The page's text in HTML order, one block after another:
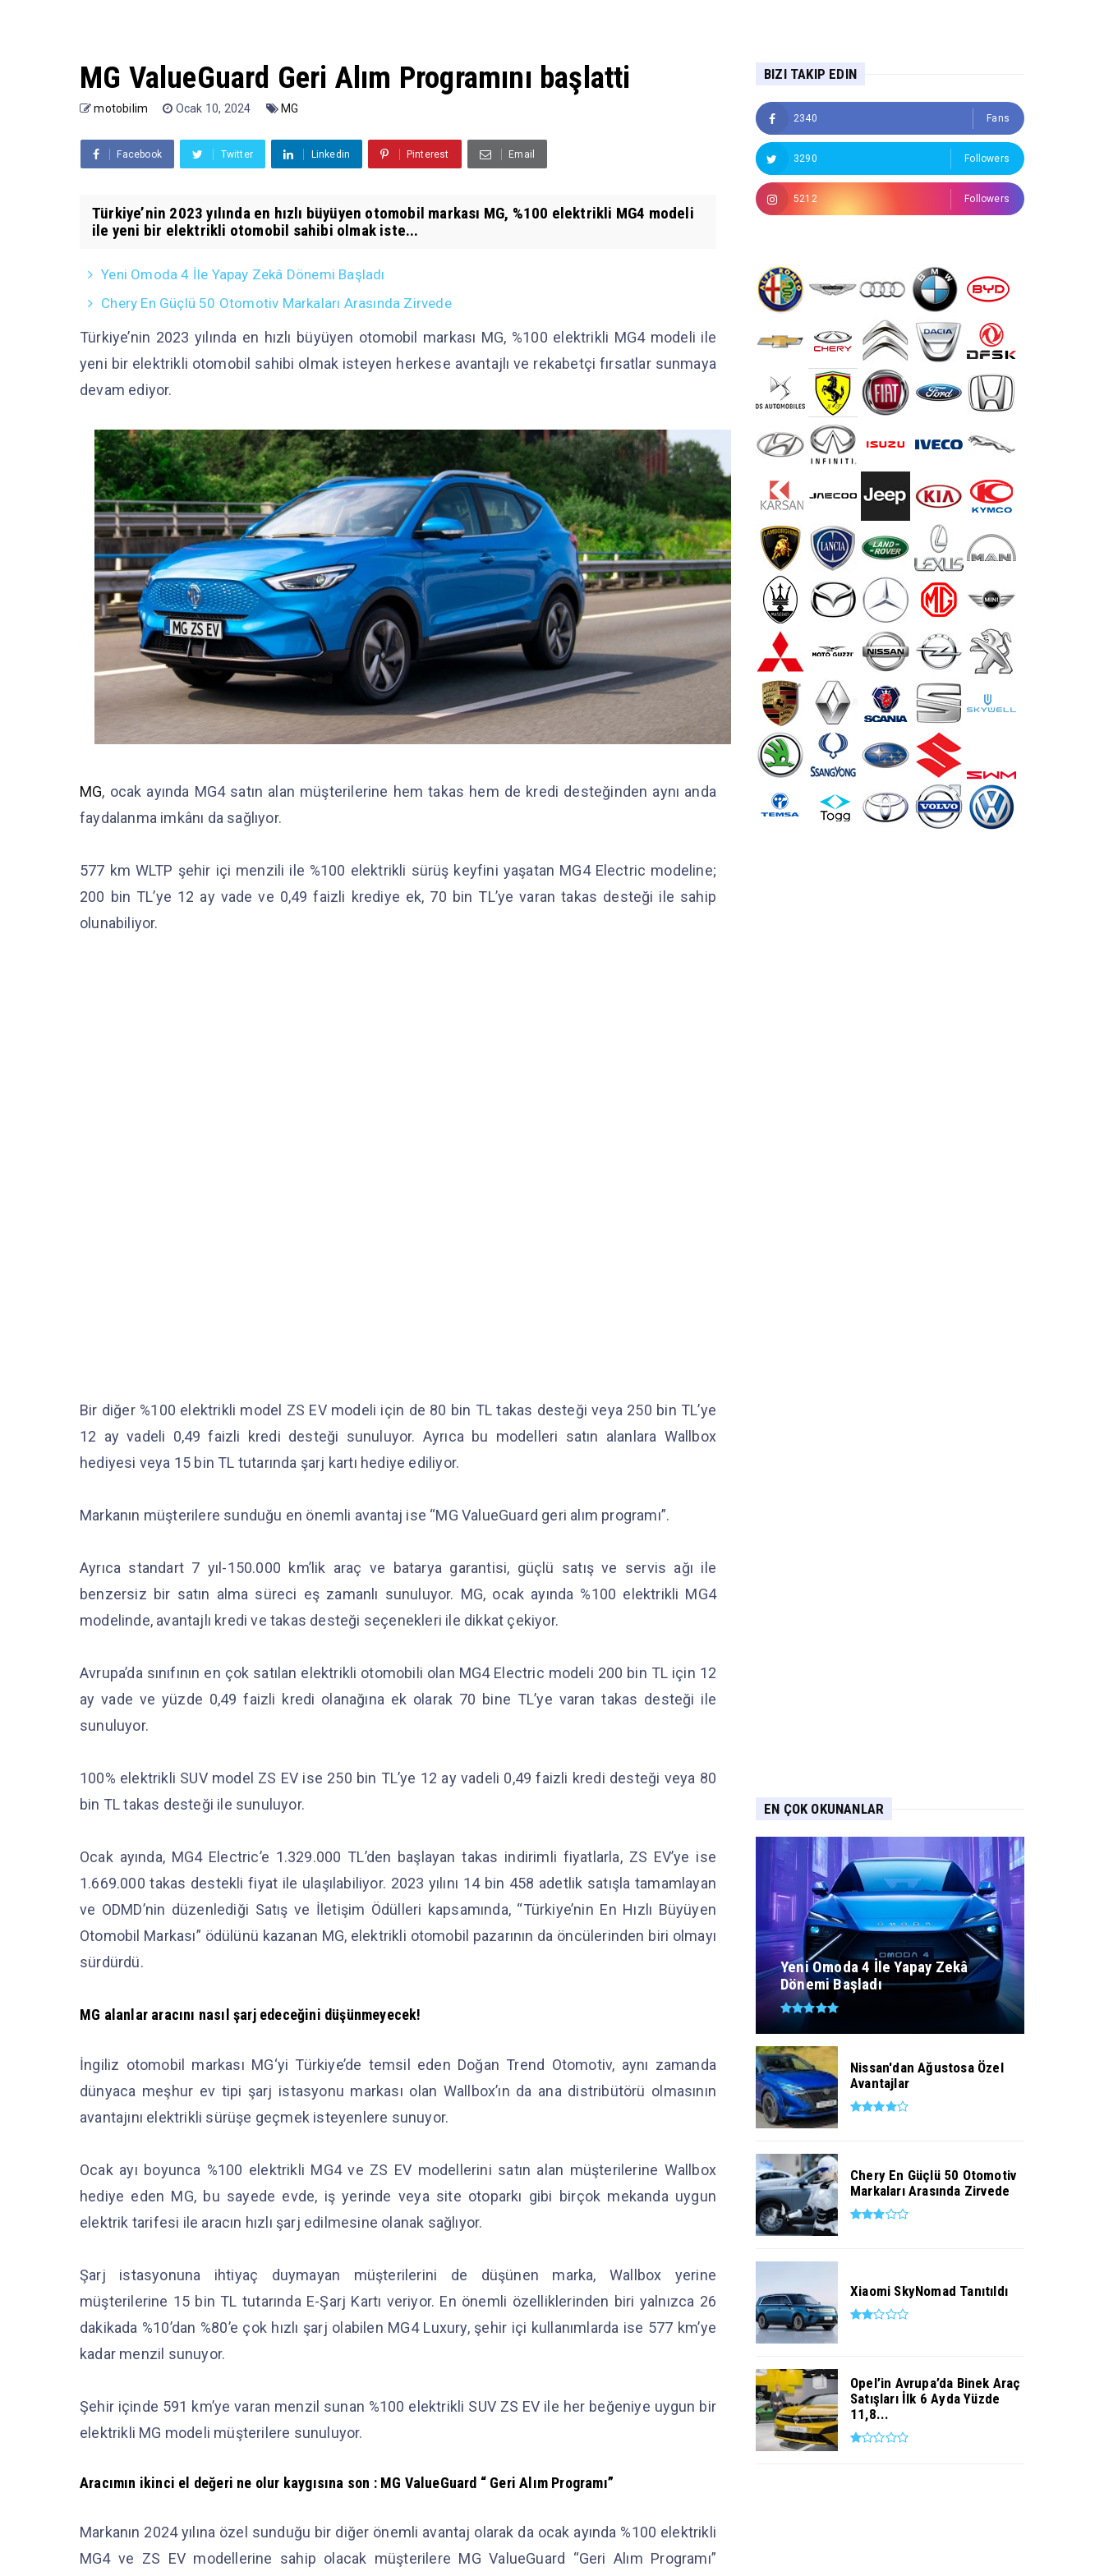
MG ValueGuard Geri Alım Programını başlatti
motobilim Ocak 10, 2024 MG
Facebook Twitter Linkedin Pinterest Email
Türkiye’nin 2023 yılında en hızlı büyüyen otomobil markası MG, %100 elektrikli MG4 modeli
ile yeni bir elektrikli otomobil sahibi olmak iste...
Yeni Omoda 4 İle Yapay Zekâ Dönemi Başladı
Chery En Güçlü 50 Otomotiv Markaları Arasında Zirvede
Türkiye’nin 2023 yılında en hızlı büyüyen otomobil markası MG, %100 elektrikli MG4 modeli ile
yeni bir elektrikli otomobil sahibi olmak isteyen herkese avantajlı ve rekabetçi fırsatlar sunmaya
devam ediyor.
MG, ocak ayında MG4 satın alan müşterilerine hem takas hem de kredi desteğinden aynı anda
faydalanma imkânı da sağlıyor.
577 km WLTP şehir içi menzili ile %100 elektrikli sürüş keyfini yaşatan MG4 Electric modeline;
200 bin TL’ye 12 ay vade ve 0,49 faizli krediye ek, 70 bin TL’ye varan takas desteği ile sahip
olunabiliyor.
Bir diğer %100 elektrikli model ZS EV modeli için de 80 bin TL takas desteği veya 250 bin TL’ye
12 ay vadeli 0,49 faizli kredi desteği sunuluyor. Ayrıca bu modelleri satın alanlara Wallbox
hediyesi veya 15 bin TL tutarında şarj kartı hediye ediliyor.
Markanın müşterilere sunduğu en önemli avantaj ise “MG ValueGuard geri alım programı”.
Ayrıca standart 7 yıl-150.000 km’lik araç ve batarya garantisi, güçlü satış ve servis ağı ile
benzersiz bir satın alma süreci eş zamanlı sunuluyor. MG, ocak ayında %100 elektrikli MG4
modelinde, avantajlı kredi ve takas desteği seçenekleri ile dikkat çekiyor.
Avrupa’da sınıfının en çok satılan elektrikli otomobili olan MG4 Electric modeli 200 bin TL için 12
ay vade ve yüzde 0,49 faizli kredi olanağına ek olarak 70 bine TL’ye varan takas desteği ile
sunuluyor.
100% elektrikli SUV model ZS EV ise 250 bin TL’ye 12 ay vadeli 0,49 faizli kredi desteği veya 80
bin TL takas desteği ile sunuluyor.
Ocak ayında, MG4 Electric’e 1.329.000 TL’den başlayan takas indirimli fiyatlarla, ZS EV’ye ise
1.669.000 takas destekli fiyat ile ulaşılabiliyor. 2023 yılını 14 bin 458 adetlik satışla tamamlayan
ve ODMD’nin düzenlediği Satış ve İletişim Ödülleri kapsamında, “Türkiye’nin En Hızlı Büyüyen
Otomobil Markası” ödülünü kazanan MG, elektrikli otomobil pazarının da öncülerinden biri olmayı
sürdürdü.
MG alanlar aracını nasıl şarj edeceğini düşünmeyecek!
İngiliz otomobil markası MG‘yi Türkiye’de temsil eden Doğan Trend Otomotiv, aynı zamanda
dünyaca meşhur ev tipi şarj istasyonu markası olan Wallbox’ın da ana distribütörü olmasının
avantajını elektrikli sürüşe geçmek isteyenlere sunuyor.
Ocak ayı boyunca %100 elektrikli MG4 ve ZS EV modellerini satın alan müşterilerine Wallbox
hediye eden MG, bu sayede evde, iş yerinde veya site otoparkı gibi birçok mekanda uygun
elektrik tarifesi ile aracın hızlı şarj edilmesine olanak sağlıyor.
Şarj istasyonuna ihtiyaç duymayan müşterilerini de düşünen marka, Wallbox yerine
müşterilerine 15 bin TL tutarında E-Şarj Kartı veriyor. En önemli özelliklerinden biri yalnızca 26
dakikada %10’dan %80’e çok hızlı şarj olabilen MG4 Luxury, şehir içi kullanımlarda ise 577 km’ye
kadar menzil sunuyor.
Şehir içinde 591 km’ye varan menzil sunan %100 elektrikli SUV ZS EV ile her beğeniye uygun bir
elektrikli MG modeli müşterilere sunuluyor.
Aracımın ikinci el değeri ne olur kaygısına son : MG ValueGuard “ Geri Alım Programı”
Markanın 2024 yılına özel sunduğu bir diğer önemli avantaj olarak da ocak ayında %100 elektrikli
MG4 ve ZS EV modellerine sahip olacak müşterilere MG ValueGuard “Geri Alım Programı”
BIZI TAKIP EDIN
2340 Fans
3290 Followers
5212 Followers
EN ÇOK OKUNANLAR
Yeni Omoda 4 İle Yapay Zekâ
Dönemi Başladı
Nissan'dan Ağustosa Özel
Avantajlar
Chery En Güçlü 50 Otomotiv
Markaları Arasında Zirvede
Xiaomi SkyNomad Tanıtıldı
Opel’in Avrupa’da Binek Araç
Satışları İlk 6 Ayda Yüzde
11,8...